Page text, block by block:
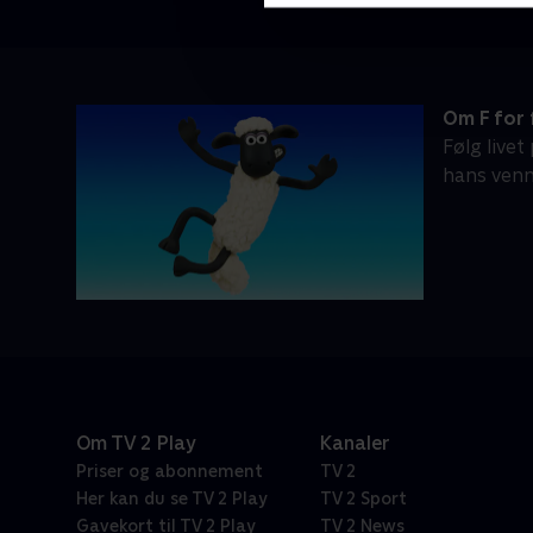
Om F for
Følg
hans
Om TV 2 Play
Priser og abonnement
Her kan du se TV 2 Play
Gavekort til TV 2 Play
Kanaler
TV 2
TV 2 Sport
TV 2 News